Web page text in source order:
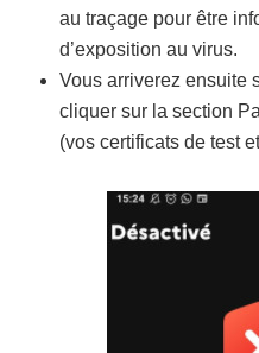
au traçage pour être
d’exposition au virus.
Vous arriverez ensuite
cliquer sur la section
(vos certificats de test